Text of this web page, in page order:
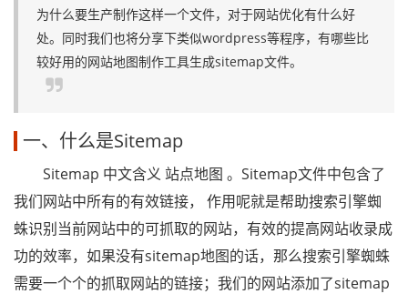
为什么要生产制作这样一个文件，对于网站优化有什么好
处。同时我们也将分享下类似wordpress等程序，有哪些比
较好用的网站地图制作工具生成sitemap文件。
一、什么是Sitemap
Sitemap 中文含义 站点地图 。Sitemap文件中包含了
我们网站中所有的有效链接， 作用呢就是帮助搜索引擎蜘
蛛识别当前网站中的可抓取的网站，有效的提高网站收录成
功的效率，如果没有sitemap地图的话，那么搜索引擎蜘蛛
需要一个个的抓取网站的链接；我们的网站添加了sitemap